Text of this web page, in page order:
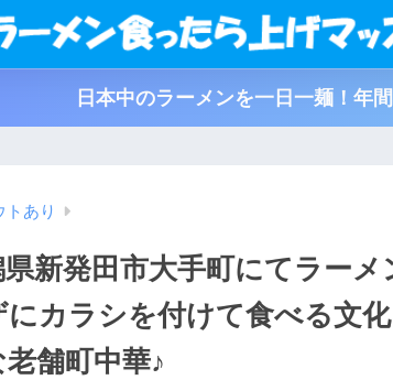
日本中のラーメンを一日一麺！年
トあり
新発田市大手町にてラー
にカラシを付けて食べる文
舗町中華♪